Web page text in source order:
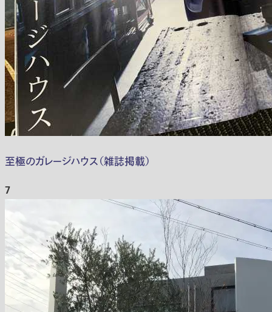
至極のガレージハウス（雑誌掲載）
7